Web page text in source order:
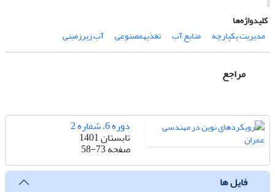
کلیدواژه‌ها
مدیریت یکپارچه
منابع آب تغذیهمصنوعی آب زیرزمینی
مراجع
دوره 6، شماره 2
تابستان 1401
صفحه58-73
فایل ها